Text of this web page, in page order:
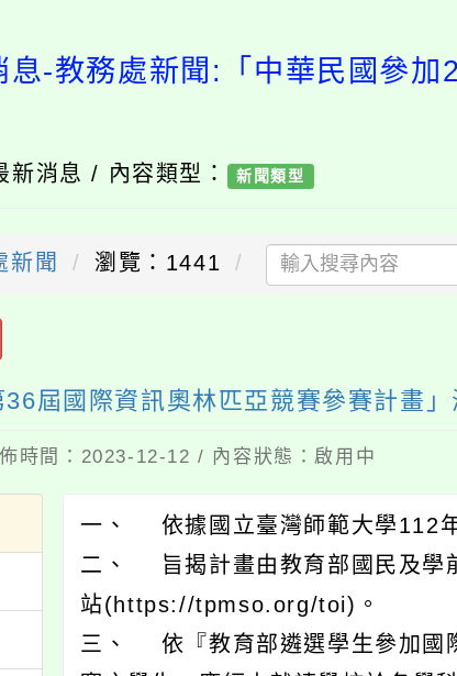
息-教務處新聞:「中華民國參
消息 / 內容類型： 新聞類型
新聞 瀏覽：1441
36屆國際資訊奧林匹亞競賽參賽計畫」
時間：2023-12-12 / 內容狀態：啟用中
一、 依據國立臺灣師範大學112
二、 旨揭計畫由教育部國民及學
站(https://tpmso.org/toi)。
三、 依『教育部遴選學生參加國